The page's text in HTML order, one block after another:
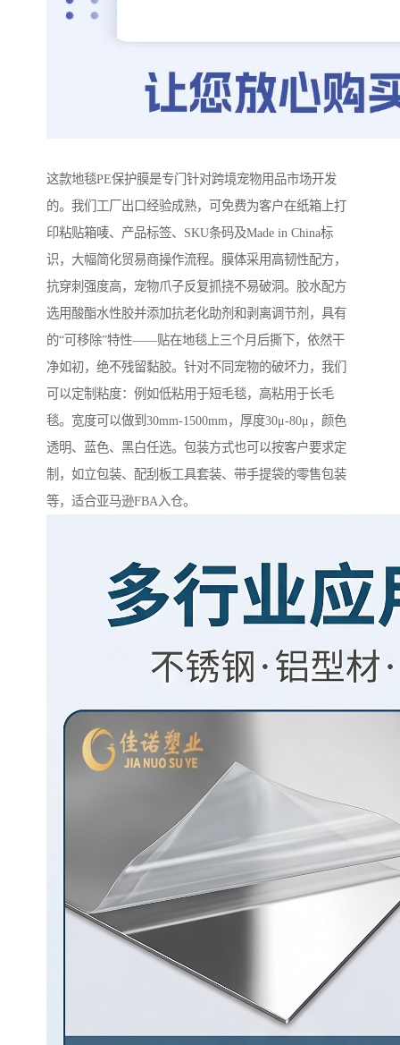
这款地毯PE保护膜是专门针对跨境宠物用品市场开发
的。我们工厂出口经验成熟，可免费为客户在纸箱上打
印粘贴箱唛、产品标签、SKU条码及Made in China标
识，大幅简化贸易商操作流程。膜体采用高韧性配方，
抗穿刺强度高，宠物爪子反复抓挠不易破洞。胶水配方
选用酸酯水性胶并添加抗老化助剂和剥离调节剂，具有
的“可移除”特性——贴在地毯上三个月后撕下，依然干
净如初，绝不残留黏胶。针对不同宠物的破坏力，我们
可以定制粘度：例如低粘用于短毛毯，高粘用于长毛
毯。宽度可以做到30mm-1500mm，厚度30μ-80μ，颜色
透明、蓝色、黑白任选。包装方式也可以按客户要求定
制，如立包装、配刮板工具套装、带手提袋的零售包装
等，适合亚马逊FBA入仓。